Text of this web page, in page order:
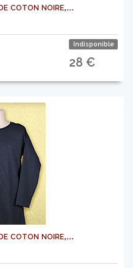
coton noire,...
Indisponible
28 €
coton noire,...